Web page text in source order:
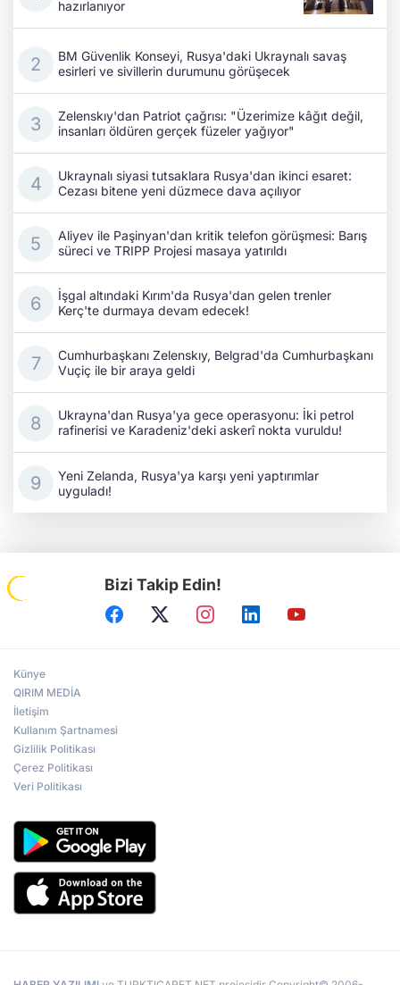
hazırlanıyor
BM Güvenlik Konseyi, Rusya'daki Ukraynalı savaş
esirleri ve sivillerin durumunu görüşecek
Zelenskıy'dan Patriot çağrısı: "Üzerimize kâğıt değil,
insanları öldüren gerçek füzeler yağıyor"
Ukraynalı siyasi tutsaklara Rusya'dan ikinci esaret:
Cezası bitene yeni düzmece dava açılıyor
Aliyev ile Paşinyan'dan kritik telefon görüşmesi: Barış
süreci ve TRIPP Projesi masaya yatırıldı
İşgal altındaki Kırım'da Rusya'dan gelen trenler
Kerç'te durmaya devam edecek!
Cumhurbaşkanı Zelenskıy, Belgrad'da Cumhurbaşkanı
Vuçiç ile bir araya geldi
Ukrayna'dan Rusya'ya gece operasyonu: İki petrol
rafinerisi ve Karadeniz'deki askerî nokta vuruldu!
Yeni Zelanda, Rusya'ya karşı yeni yaptırımlar
uyguladı!
Bizi Takip Edin!
Künye
QIRIM MEDİA
İletişim
Kullanım Şartnamesi
Gizlilik Politikası
Çerez Politikası
Veri Politikası